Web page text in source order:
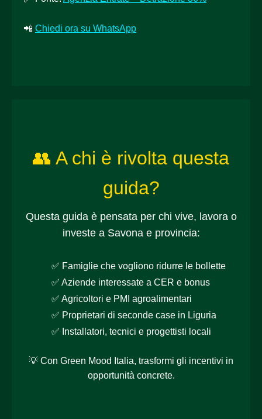
📲 Chiedi ora su WhatsApp
👥 A chi è rivolta questa
guida?
Questa guida è pensata per chi vive, lavora o
investe a Savona e provincia:
✅ Famiglie che vogliono ridurre le bollette
✅ Aziende interessate a CER e bonus
✅ Agricoltori e PMI agroalimentari
✅ Proprietari di seconde case in Liguria
✅ Installatori, tecnici e progettisti locali
💡 Con Green Mood Italia, trasformi gli incentivi in
opportunità concrete.